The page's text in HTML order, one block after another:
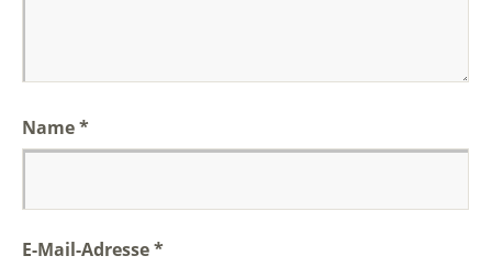
Name*
E-Mail-Adresse*